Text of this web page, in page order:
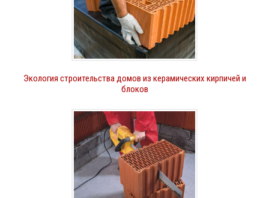
Экология строительства домов из керамических кирпичей и
блоков